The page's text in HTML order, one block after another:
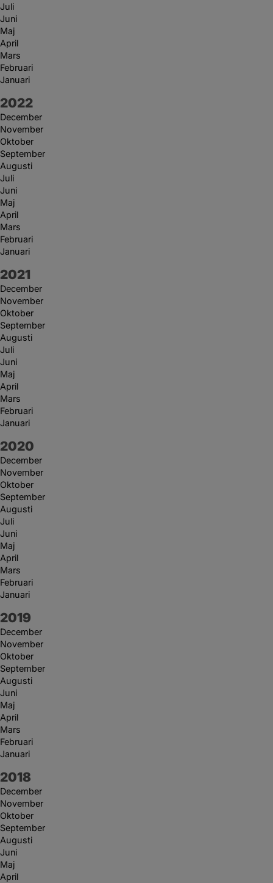
Juli
Juni
Maj
April
Mars
Februari
Januari
År:
2022
December
November
Oktober
September
Augusti
Juli
Juni
Maj
April
Mars
Februari
Januari
År:
2021
December
November
Oktober
September
Augusti
Juli
Juni
Maj
April
Mars
Februari
Januari
År:
2020
December
November
Oktober
September
Augusti
Juli
Juni
Maj
April
Mars
Februari
Januari
År:
2019
December
November
Oktober
September
Augusti
Juni
Maj
April
Mars
Februari
Januari
År:
2018
December
November
Oktober
September
Augusti
Juni
Maj
April